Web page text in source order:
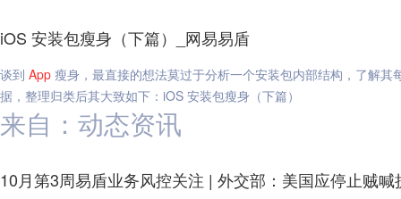
iOS 安装包瘦身（下篇）_网易易盾
谈到 App 瘦身，最直接的想法莫过于分析一个安装包内部结构，了解
据，整理归类后其大致如下：iOS 安装包瘦身（下篇）
来自：动态资讯
10月第3周易盾业务风控关注 | 外交部：美国应停止贼